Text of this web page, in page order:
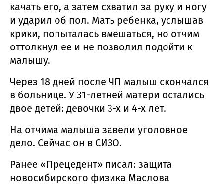
качать его, а затем схватил за руку и ногу
и ударил об пол. Мать ребенка, услышав
крики, попыталась вмешаться, но отчим
оттолкнул ее и не позволил подойти к
малышу.
Через 18 дней после ЧП малыш скончался
в больнице. У 31-летней матери остались
двое детей: девочки 3-х и 4-х лет.
На отчима малыша завели уголовное
дело. Сейчас он в СИЗО.
Ранее «Прецедент» писал: защита
новосибирского физика Маслова